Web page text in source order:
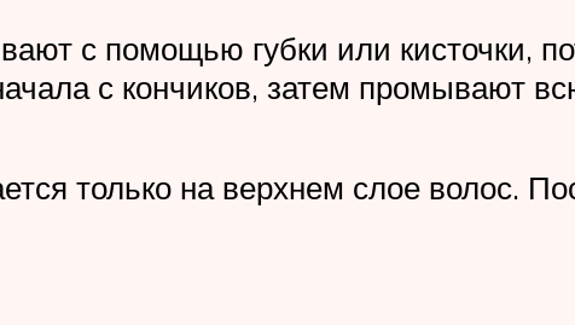
с помощью губки или кисточки,
с кончиков, затем промывают
только на верхнем слое волос.